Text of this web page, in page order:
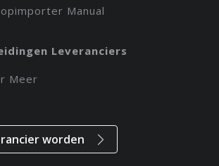
Manual
Leveranciers
Meer
worden